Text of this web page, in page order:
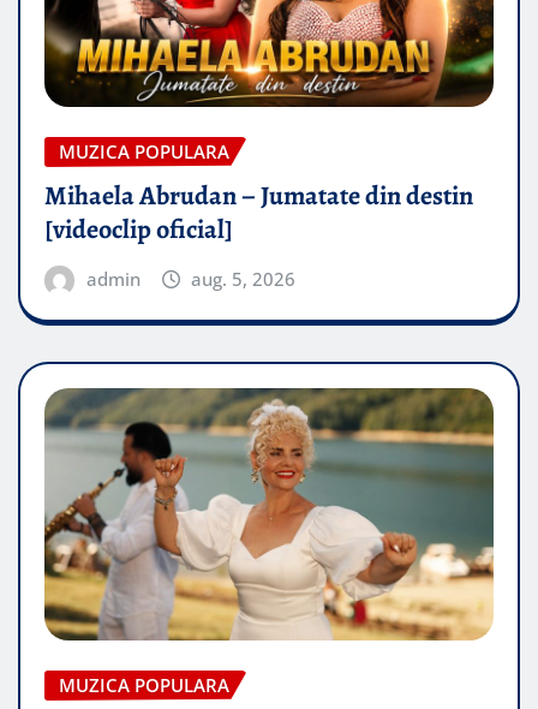
MUZICA POPULARA
Mihaela Abrudan – Jumatate din destin
[videoclip oficial]
admin aug. 5, 2026
MUZICA POPULARA